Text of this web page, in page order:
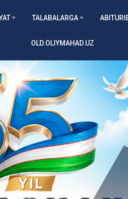
TALABALARGA
OLD.OLIYMAHAD.UZ